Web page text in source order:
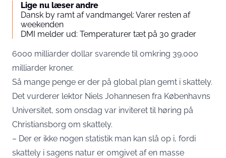
Lige nu læser andre
Dansk by ramt af vandmangel: Varer resten af
weekenden
DMI melder ud: Temperaturer tæt på 30 grader
6000 milliarder dollar svarende til omkring 39.000
milliarder kroner.
Så mange penge er der på global plan gemt i skattely.
Det vurderer lektor Niels Johannesen fra Københavns
Universitet, som onsdag var inviteret til høring på
Christiansborg om skattely.
– Der er ikke nogen statistik man kan slå op i, fordi
skattely i sagens natur er omgivet af en masse